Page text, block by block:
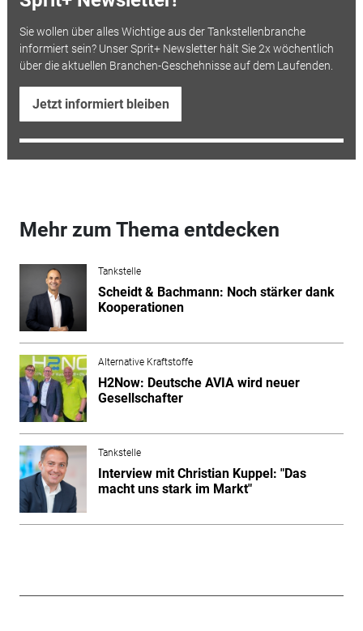
Sie wollen über alles Wichtige aus der Tankstellenbranche
informiert sein? Unser Sprit+ Newsletter hält Sie 2x wöchentlich
über die aktuellen Branchen-Geschehnisse auf dem Laufenden.
Jetzt informiert bleiben
Mehr zum Thema entdecken
Tankstelle
Scheidt & Bachmann: Noch stärker dank
Kooperationen
Alternative Kraftstoffe
H2Now: Deutsche AVIA wird neuer
Gesellschafter
Tankstelle
Interview mit Christian Kuppel: "Das
macht uns stark im Markt"